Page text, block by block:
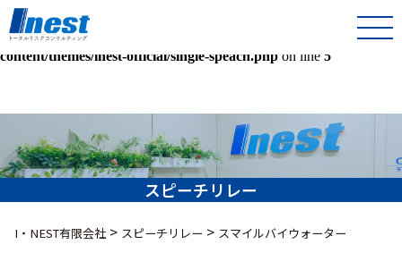
Warning: Undefined array key 0 in
/home/kir013221/public_html/inest-co-jp/wps/wp-
content/themes/inest-official/single-speach.php on line 5
スピーチリレー
I・NEST有限会社 > スピーチリレー > スマイルバイウォーター